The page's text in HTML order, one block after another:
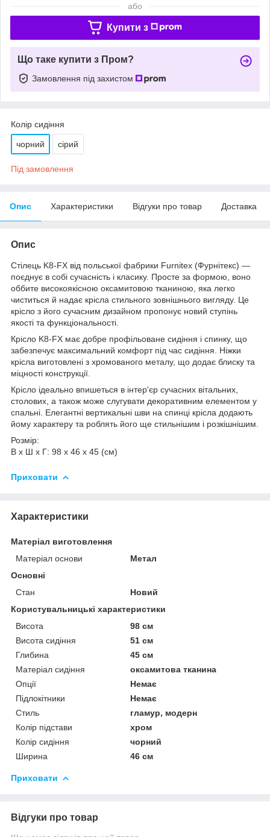
або
Купити з
Що таке купити з Пром?
Замовлення під захистом
Колір сидіння
чорний сірий
Під замовлення
Опис Характеристики Відгуки про товар Доставка
Опис
Стілець K8-FX від польської фабрики Furnitex (Фурнітекс) —
поєднує в собі сучасність і класику. Просте за формою, воно
оббите високоякісною оксамитовою тканиною, яка легко
чиститься й надає крісла стильного зовнішнього вигляду. Це
крісло з його сучасним дизайном пропонує новий ступінь
якості та функціональності.
Крісло K8-FX має добре профільоване сидіння і спинку, що
забезпечує максимальний комфорт під час сидіння. Ніжки
крісла виготовлені з хромованого металу, що додає блиску та
міцності конструкції.
Крісло ідеально впишеться в інтер'єр сучасних вітальних,
столових, а також може слугувати декоративним елементом у
спальні. Елегантні вертикальні шви на спинці крісла додають
йому характеру та роблять його ще стильнішим і розкішнішим.
Розмір:
В х Ш х Г: 98 х 46 х 45 (см)
Приховати
Характеристики
Матеріал виготовлення
Матеріал основи
Метал
Основні
Стан
Новий
Користувальницькі характеристики
Висота
98 см
Висота сидіння
51 см
Глибина
45 см
Матеріал сидіння
оксамитова тканина
Опції
Немає
Підлокітники
Немає
Стиль
гламур, модерн
Колір підстави
хром
Колір сидіння
чорний
Ширина
46 см
Приховати
Відгуки про товар